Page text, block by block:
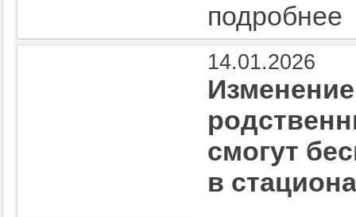
подробнее
14.01.2026
смогут
в